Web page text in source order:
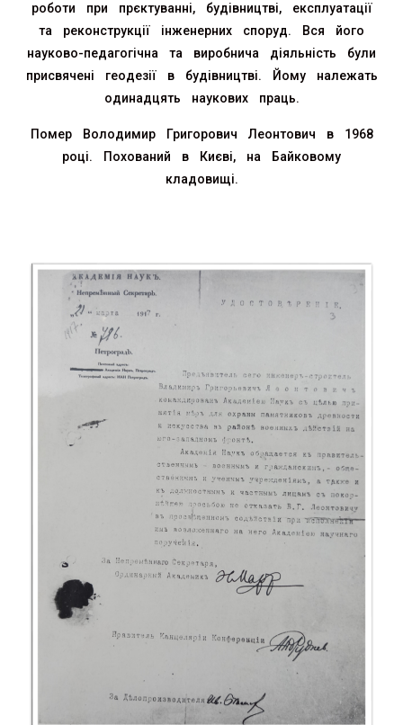
роботи при прєктуванні, будівництві, експлуатації
та реконструкції інженерних споруд. Вся його
науково-педагогічна та виробнича діяльність були
присвячені геодезії в будівництві. Йому належать
одинадцять наукових праць.
Помер Володимир Григорович Леонтович в 1968
році. Похований в Києві, на Байковому
кладовищі.